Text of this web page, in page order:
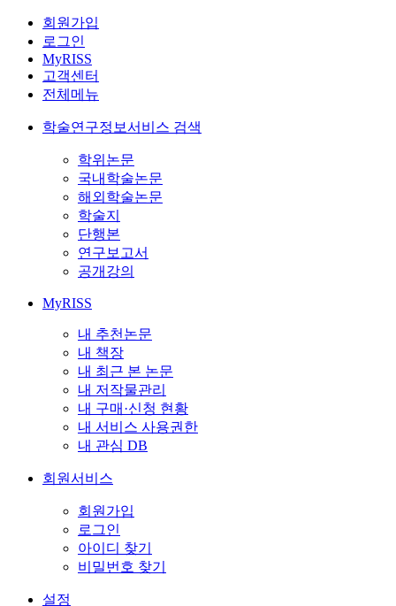
회원가입
로그인
MyRISS
고객센터
전체메뉴
학술연구정보서비스 검색
학위논문
국내학술논문
해외학술논문
학술지
단행본
연구보고서
공개강의
MyRISS
내 추천논문
내 책장
내 최근 본 논문
내 저작물관리
내 구매·신청 현황
내 서비스 사용권한
내 관심 DB
회원서비스
회원가입
로그인
아이디 찾기
비밀번호 찾기
설정